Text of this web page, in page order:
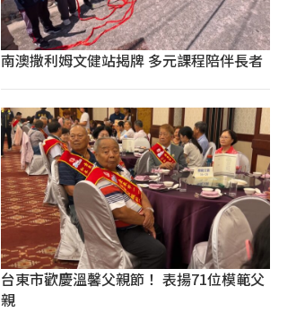
南澳撒利姆文健站揭牌 多元課程陪伴長者
台東市歡慶溫馨父親節！ 表揚71位模範父
親